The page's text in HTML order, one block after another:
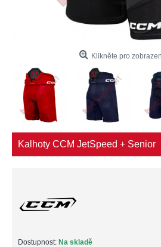
Klikněte pro
Kalhoty CCM JetSpeed + Senior
Dostupnost: Na skladě